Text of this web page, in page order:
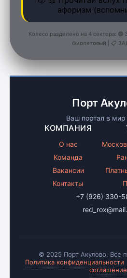
афоризм
Колесо разделено на 4 сектора:
Фиолетовый | 📋
Порт
Ваш портал в мир
КОМПАНИЯ
О нас
Команда
Вакансии
Контакты
+7 (926) 330-
© 2025 Порт Акулово. Все
Политика конфиденциальности
соглашение